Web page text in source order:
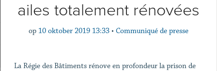
ailes totalement rénovées
op 10 oktober 2019 13:33 • Communiqué de presse
La Régie des Bâtiments rénove en profondeur la prison de